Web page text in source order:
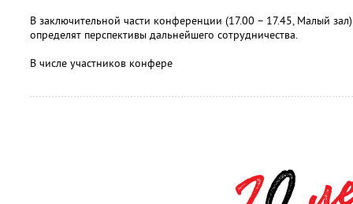
В заключительной части конференции (17.00 – 17.45, Малый
определят перспективы дальнейшего сотрудничества.
В числе участников конфере